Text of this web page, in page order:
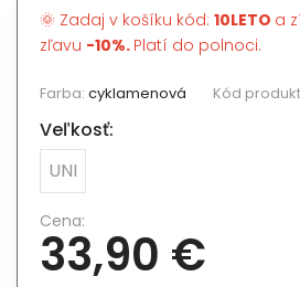
🌞 Zadaj v košíku kód: 10LETO a
zľavu -10%. Platí do polnoci.
Farba: cyklamenová Kód
Veľkosť:
UNI
Cena:
33,90 €